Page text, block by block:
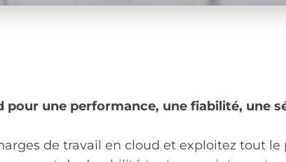
pour une performance, une fiabilité, une
de travail en cloud et exploitez tout